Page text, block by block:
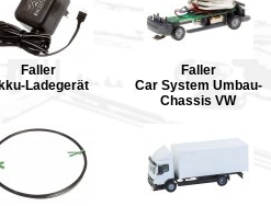
Faller
Ladegerät
Faller
Car System Umbau-
Chassis VW